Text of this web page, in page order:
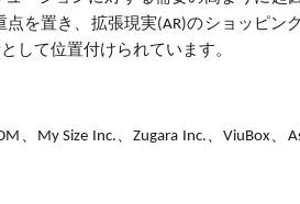
を置き、拡張現実(AR)のショッピン
して位置付けられています。
、My Size Inc.、Zugara Inc.、ViuBox、